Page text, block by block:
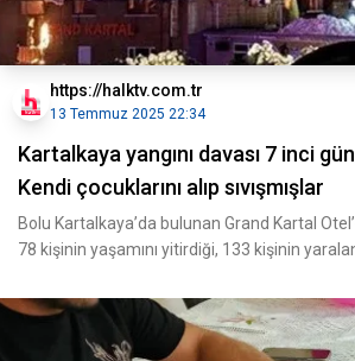
https://halktv.com.tr
13 Temmuz 2025 22:34
Kartalkaya yangını davası 7 inci
Kendi çocuklarını alıp sıvışmışlar
Bolu Kartalkaya’da bulunan Grand Kartal
78 kişinin yaşamını yitirdiği, 133 kişinin